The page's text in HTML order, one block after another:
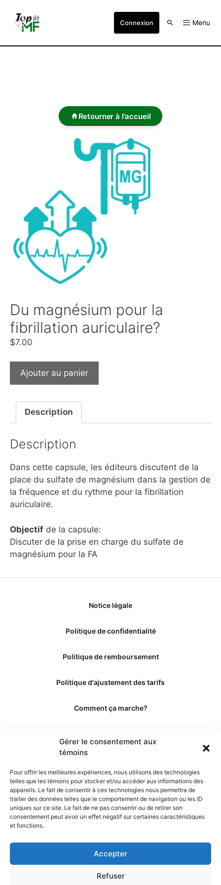
Gérer le consentement aux
témoins
Pour offrir les meilleures expériences, nous utilisons des technologies
telles que les témoins pour stocker et/ou accéder aux informations des
appareils. Le fait de consentir à ces technologies nous permettra de
traiter des données telles que le comportement de navigation ou les ID
uniques sur ce site. Le fait de ne pas consentir ou de retirer son
consentement peut avoir un effet négatif sur certaines caractéristiques
et fonctions.
Accepter
Refuser
Connexion Menu
Retourner à l'accueil
Du magnésium pour la
fibrillation auriculaire?
$7.00
Ajouter au panier
Description
Description
Dans cette capsule, les éditeurs discutent de la
place du sulfate de magnésium dans la gestion de
la fréquence et du rythme pour la fibrillation
auriculaire.
Objectif de la capsule:
Discuter de la prise en charge du sulfate de
magnésium pour la FA
Notice légale
Politique de confidentialité
Politique de remboursement
Politique d'ajustement des tarifs
Comment ça marche?
Les éditeurs
Les experts et collaborateurs